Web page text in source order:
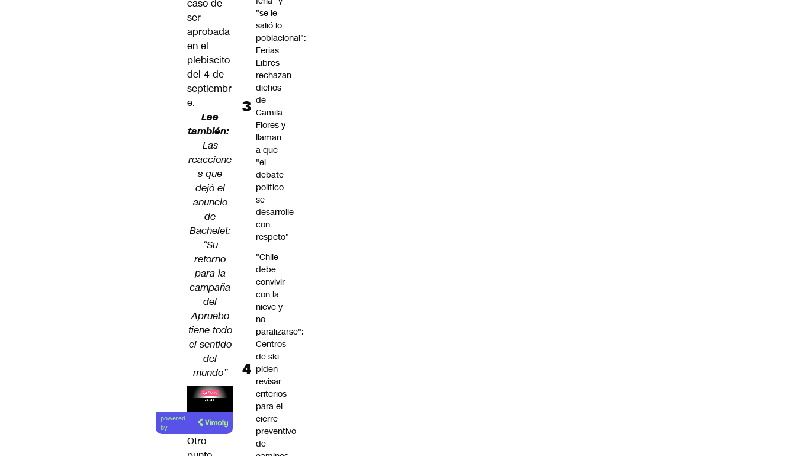
caso de
ser
aprobada
en el
plebiscito
del 4 de
septiembr
e.
Lee
también:
Las
reaccione
s que
dejó el
anuncio
de
Bachelet:
“Su
retorno
para la
campaña
del
Apruebo
tiene todo
el sentido
del
mundo”
Lea el
artículo
powered
by
Otro
"se le
salió lo
poblacional":
Ferias
Libres
rechazan
dichos
de
Camila
Flores y
llaman
a que
"el
debate
político
se
desarrolle
con
respeto"
"Chile
debe
convivir
con la
nieve y
no
paralizarse":
Centros
de ski
piden
revisar
criterios
para el
cierre
preventivo
de